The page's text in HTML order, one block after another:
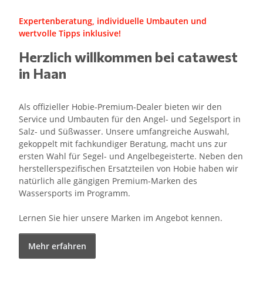
Expertenberatung, individuelle Umbauten und
wertvolle Tipps inklusive!
Herzlich willkommen bei catawest
in Haan
Als offizieller Hobie-Premium-Dealer bieten wir den
Service und Umbauten für den Angel- und Segelsport in
Salz- und Süßwasser. Unsere umfangreiche Auswahl,
gekoppelt mit fachkundiger Beratung, macht uns zur
ersten Wahl für Segel- und Angelbegeisterte. Neben den
herstellerspezifischen Ersatzteilen von Hobie haben wir
natürlich alle gängigen Premium-Marken des
Wassersports im Programm.
Lernen Sie hier unsere Marken im Angebot kennen.
Mehr erfahren